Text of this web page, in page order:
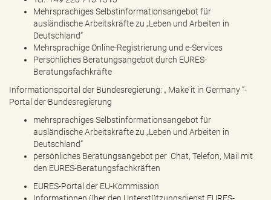
Mehrsprachiges Selbstinformationsangebot für
ausländische Arbeitskräfte zu „Leben und Arbeiten in
Deutschland“
Mehrsprachige Online-Registrierung und e-Services
Persönliches Beratungsangebot durch EURES-
Beratungsfachkräfte
Informationsportal der Bundesregierung: „ Make it in Germany“-
Portal der Bundesregierung
mehrsprachiges Selbstinformationsangebot für
ausländische Arbeitskräfte zu „Leben und Arbeiten in
Deutschland“
persönliches Beratungsangebot per Chat, Telefon, Mail mit
den EURES-Beratungsfachkräften
EURES-Portal der EU-Kommission